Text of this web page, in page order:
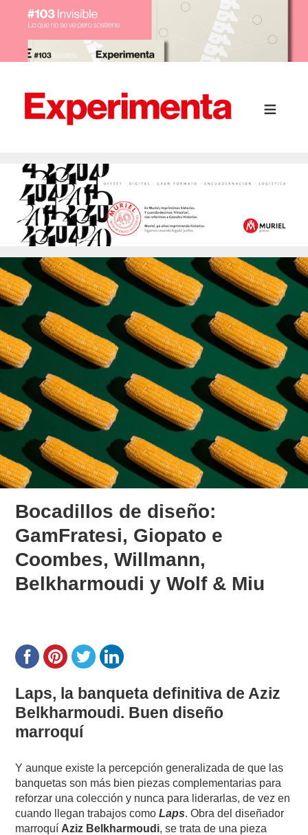
Bocadillos de diseño:
GamFratesi, Giopato e
Coombes, Willmann,
Belkharmoudi y Wolf & Miu
Laps, la banqueta definitiva de Aziz
Belkharmoudi. Buen diseño
marroquí
Y aunque existe la percepción generalizada de que las
banquetas son más bien piezas complementarias para
reforzar una colección y nunca para liderarlas, de vez en
cuando llegan trabajos como Laps. Obra del diseñador
marroquí Aziz Belkharmoudi, se trata de una pieza